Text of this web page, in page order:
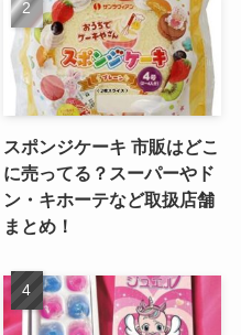
スポンジケーキ 市販はどこ
に売ってる？スーパーやド
ン・キホーテなど取扱店舗
まとめ！